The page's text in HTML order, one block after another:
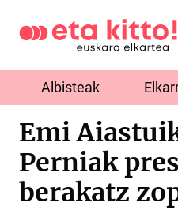
Albisteak
Emi
Perniak
berakatz